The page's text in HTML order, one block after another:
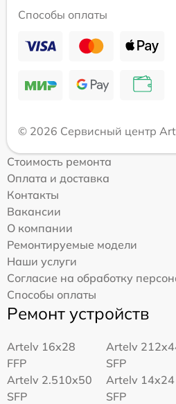
Способы оплаты
© 2026 Сервисный центр
Стоимость ремонта
Оплата и доставка
Контакты
Вакансии
О компании
Ремонтируемые модели
Наши услуги
Согласие на обработку
Способы оплаты
Ремонт устройств
Artelv 16x28
FFP
Artelv
SFP
Artelv 2.510x50
SFP
Artelv 14x24
SFP